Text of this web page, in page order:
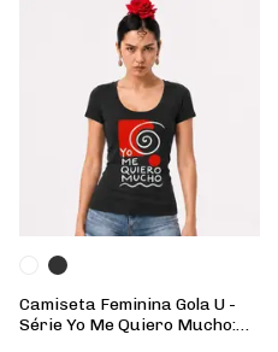
Camiseta Feminina Gola U -
Série Yo Me Quiero Mucho: